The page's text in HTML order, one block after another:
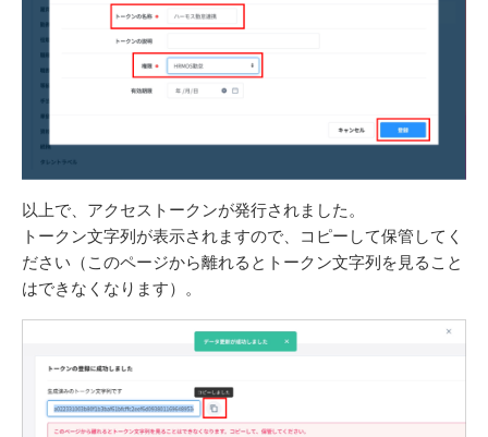
以上で、アクセストークンが発行されました。
トークン文字列が表示されますので、コピーして保管してく
ださい（このページから離れるとトークン文字列を見ること
はできなくなります）。